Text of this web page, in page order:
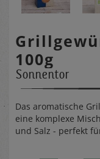
100g
Sonnentor
Das aromatische
eine komplexe
und Salz - perfekt